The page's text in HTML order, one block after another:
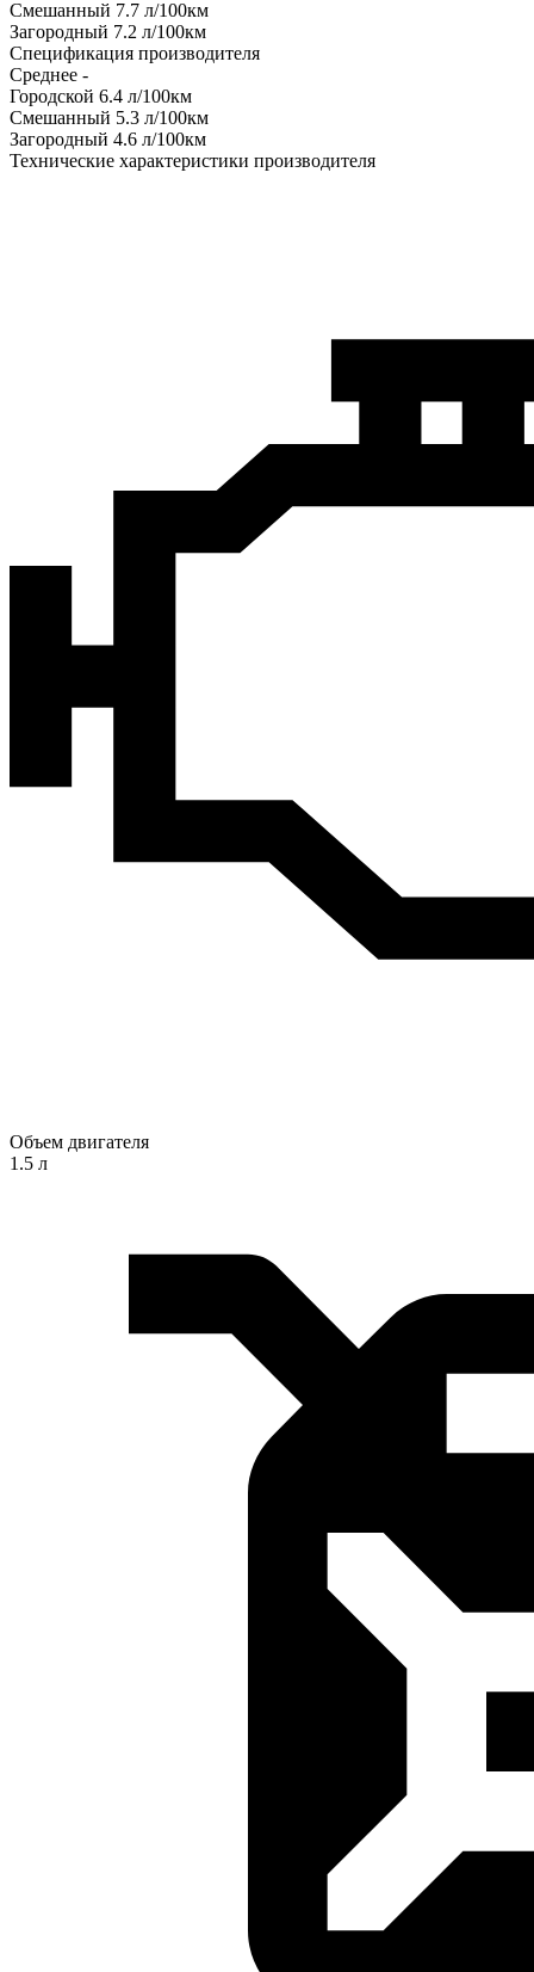
Смешанный 7.7 л/100км
Загородный 7.2 л/100км
Спецификация производителя
Среднее -
Городской 6.4 л/100км
Смешанный 5.3 л/100км
Загородный 4.6 л/100км
Технические характеристики производителя
Объем двигателя
1.5 л